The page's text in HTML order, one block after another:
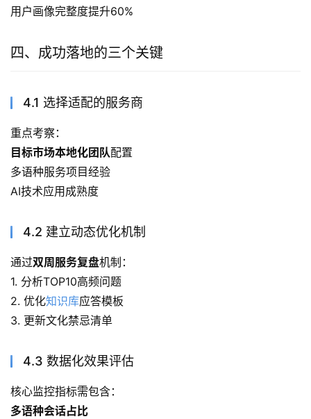
用户画像完整度提升60%
四、成功落地的三个关键
4.1 选择适配的服务商
重点考察：
目标市场本地化团队配置
多语种服务项目经验
AI技术应用成熟度
4.2 建立动态优化机制
通过双周服务复盘机制：
1. 分析TOP10高频问题
2. 优化知识库应答模板
3. 更新文化禁忌清单
4.3 数据化效果评估
核心监控指标需包含：
多语种会话占比